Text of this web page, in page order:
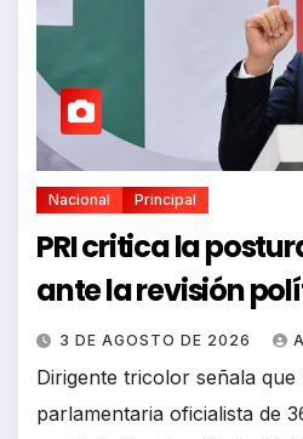
Nacional Principal
PRI critica la
ante la revisión
3 DE AGOSTO DE 2026
Dirigente tricolor señala
parlamentaria oficialista de